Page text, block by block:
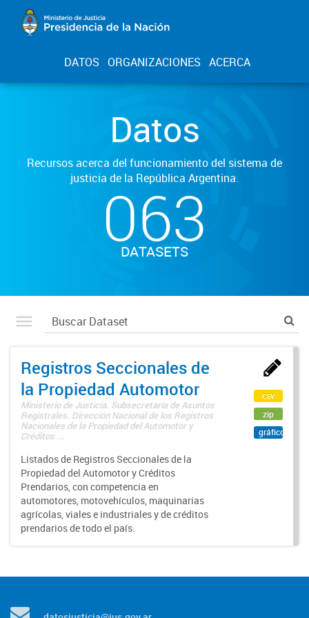
DATOS ORGANIZACIONES ACERCA
Datos
Recursos acerca del funcionamiento del sistema de
justicia de la República Argentina.
063
DATASETS
Registros Seccionales de
la Propiedad Automotor
Ministerio de Justicia. Subsecretaría de Asuntos
Registrales. Dirección Nacional de los Registros
Nacionales de la Propiedad del Automotor y
Créditos ...
Listados de Registros Seccionales de la
Propiedad del Automotor y Créditos
Prendarios, con competencia en
automotores, motovehículos, maquinarias
agrícolas, viales e industriales y de créditos
prendarios de todo el país.
csv
zip
gráfico